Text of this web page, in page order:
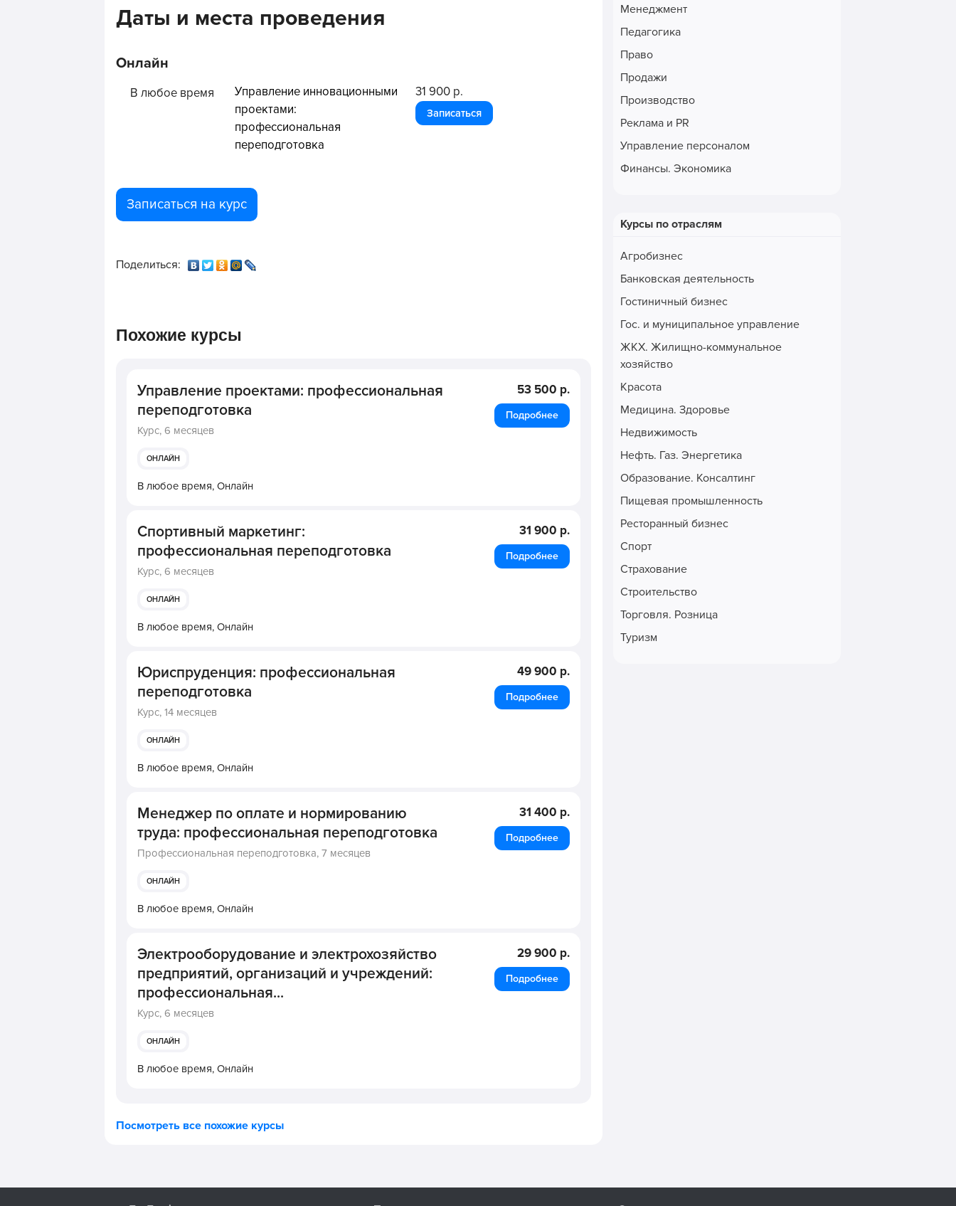
Даты и места проведения
Онлайн
В любое время
Управление инновационными
проектами:
профессиональная
переподготовка
31 900 р.
Записаться
Записаться на курс
Поделиться:
Похожие курсы
Управление проектами: профессиональная
переподготовка
Курс, 6 месяцев
ОНЛАЙН
В любое время, Онлайн
53 500 р.
Подробнее
Спортивный маркетинг:
профессиональная переподготовка
Курс, 6 месяцев
ОНЛАЙН
В любое время, Онлайн
31 900 р.
Подробнее
Юриспруденция: профессиональная
переподготовка
Курс, 14 месяцев
ОНЛАЙН
В любое время, Онлайн
49 900 р.
Подробнее
Менеджер по оплате и нормированию
труда: профессиональная переподготовка
Профессиональная переподготовка, 7 месяцев
ОНЛАЙН
В любое время, Онлайн
31 400 р.
Подробнее
Электрооборудование и электрохозяйство
предприятий, организаций и учреждений:
профессиональная...
Курс, 6 месяцев
ОНЛАЙН
В любое время, Онлайн
29 900 р.
Подробнее
Посмотреть все похожие курсы
Менеджмент
Педагогика
Право
Продажи
Производство
Реклама и PR
Управление персоналом
Финансы. Экономика
Курсы по отраслям
Агробизнес
Банковская деятельность
Гостиничный бизнес
Гос. и муниципальное управление
ЖКХ. Жилищно-коммунальное
хозяйство
Красота
Медицина. Здоровье
Недвижимость
Нефть. Газ. Энергетика
Образование. Консалтинг
Пищевая промышленность
Ресторанный бизнес
Спорт
Страхование
Строительство
Торговля. Розница
Туризм